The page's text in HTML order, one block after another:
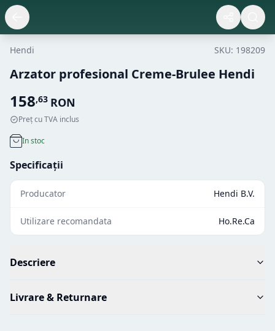
Hendi SKU: 198209
Arzator profesional Creme-Brulee Hendi
158,63 RON
Preț cu TVA inclus
In stoc
Specificații
Producator Hendi B.V.
Utilizare recomandata Ho.Re.Ca
Descriere
Livrare & Returnare